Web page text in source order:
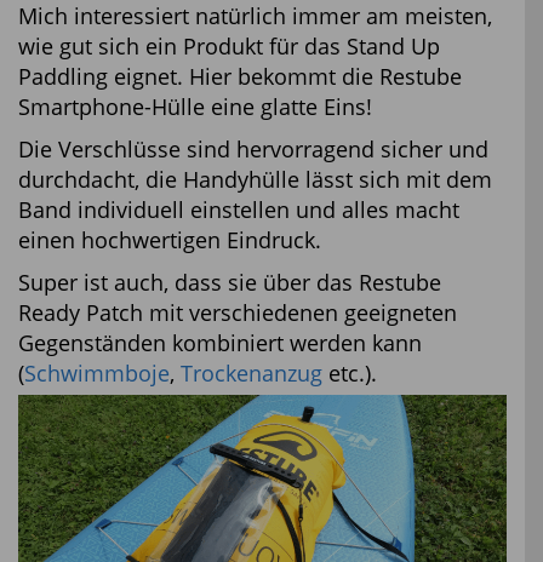
Mich interessiert natürlich immer am meisten,
wie gut sich ein Produkt für das Stand Up
Paddling eignet. Hier bekommt die Restube
Smartphone-Hülle eine glatte Eins!
Die Verschlüsse sind hervorragend sicher und
durchdacht, die Handyhülle lässt sich mit dem
Band individuell einstellen und alles macht
einen hochwertigen Eindruck.
Super ist auch, dass sie über das Restube
Ready Patch mit verschiedenen geeigneten
Gegenständen kombiniert werden kann
(Schwimmboje, Trockenanzug etc.).